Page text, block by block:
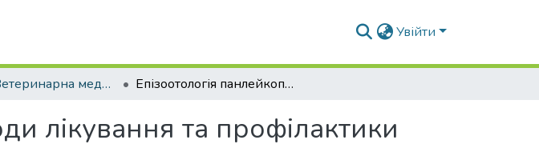
Увійти
ОПП "Ветеринарна медицина" Епізоотологія панлейкопенії, методи лікування та профілактики
лікування та профілактики